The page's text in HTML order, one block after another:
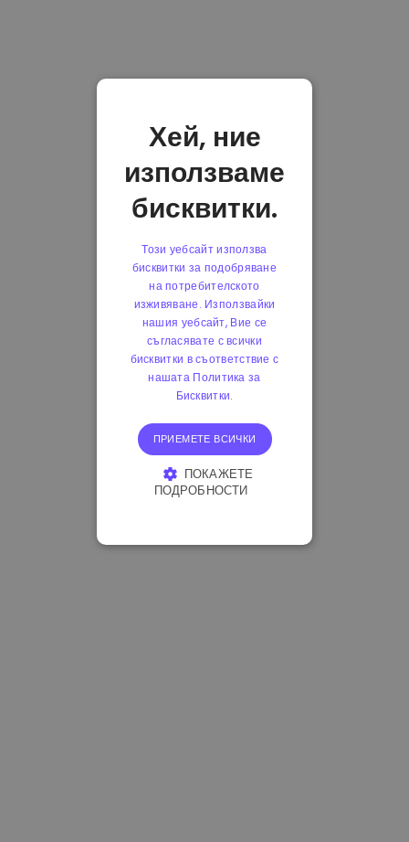
Хей, ние
използваме
бисквитки.
Този уебсайт използва
бисквитки за подобряване
на потребителското
изживяване. Използвайки
нашия уебсайт, Вие се
съгласявате с всички
бисквитки в съответствие с
нашата Политика за
Бисквитки.
ПРИЕМЕТЕ ВСИЧКИ
ПОКАЖЕТЕ
ПОДРОБНОСТИ